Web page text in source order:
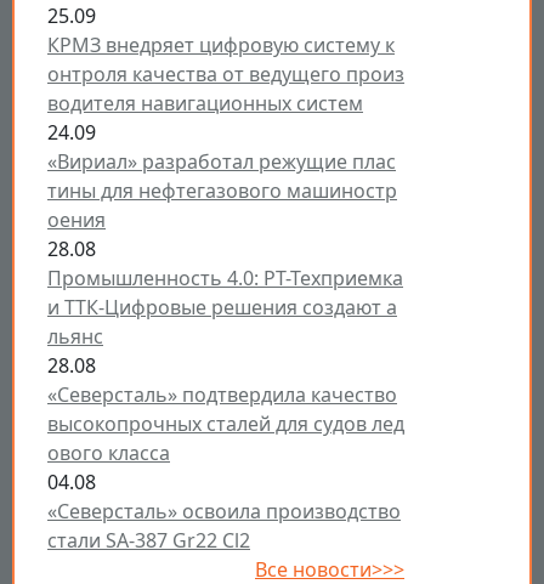
25.09
КРМЗ внедряет цифровую систему к
онтроля качества от ведущего произ
водителя навигационных систем
24.09
«Вириал» разработал режущие плас
тины для нефтегазового машиностр
оения
28.08
Промышленность 4.0: РТ-Техприемка
и ТТК-Цифровые решения создают а
льянс
28.08
«Северсталь» подтвердила качество
высокопрочных сталей для судов лед
ового класса
04.08
«Северсталь» освоила производство
стали SA-387 Gr22 Cl2
Все новости>>>